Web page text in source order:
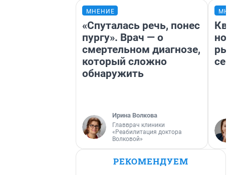
МНЕНИЕ
«Спуталась речь, понес
пургу». Врач — о
смертельном диагнозе,
который сложно
обнаружить
Ирина Волкова
Главврач клиники
«Реабилитация доктора
Волковой»
но
РЕКОМЕНДУЕМ